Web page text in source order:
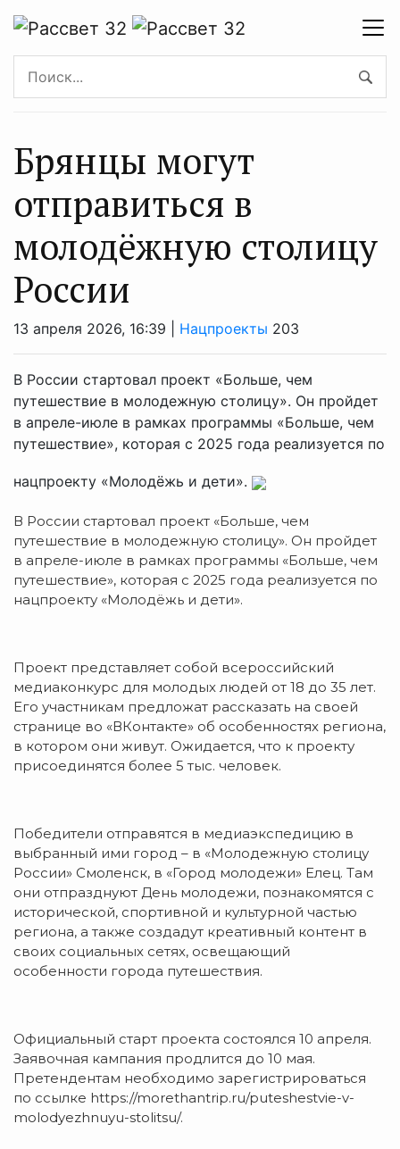
Брянцы могут
отправиться в
молодёжную столицу
России
13 апреля 2026, 16:39 | Нацпроекты 203
В России стартовал проект «Больше, чем
путешествие в молодежную столицу». Он пройдет
в апреле-июле в рамках программы «Больше, чем
путешествие», которая с 2025 года реализуется по
нацпроекту «Молодёжь и дети».
В России стартовал проект «Больше, чем
путешествие в молодежную столицу». Он пройдет
в апреле-июле в рамках программы «Больше, чем
путешествие», которая с 2025 года реализуется по
нацпроекту «Молодёжь и дети».
Проект представляет собой всероссийский
медиаконкурс для молодых людей от 18 до 35 лет.
Его участникам предложат рассказать на своей
странице во «ВКонтакте» об особенностях региона,
в котором они живут. Ожидается, что к проекту
присоединятся более 5 тыс. человек.
Победители отправятся в медиаэкспедицию в
выбранный ими город – в «Молодежную столицу
России» Смоленск, в «Город молодежи» Елец. Там
они отпразднуют День молодежи, познакомятся с
исторической, спортивной и культурной частью
региона, а также создадут креативный контент в
своих социальных сетях, освещающий
особенности города путешествия.
Официальный старт проекта состоялся 10 апреля.
Заявочная кампания продлится до 10 мая.
Претендентам необходимо зарегистрироваться
по ссылке https://morethantrip.ru/puteshestvie-v-
molodyezhnuyu-stolitsu/.